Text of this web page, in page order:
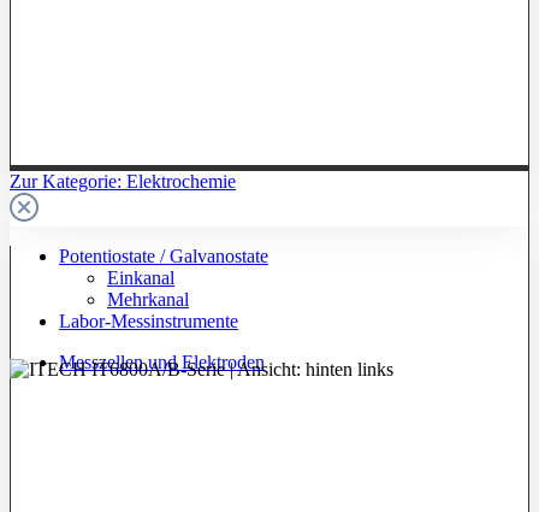
Zur Kategorie: Elektrochemie
Potentiostate / Galvanostate
Einkanal
Mehrkanal
Labor-Messinstrumente
Messzellen und Elektroden